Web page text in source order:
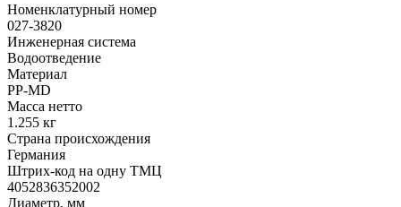
Номенклатурный номер
027-3820
Инженерная система
Водоотведение
Материал
PP-MD
Масса нетто
1.255 кг
Страна происхождения
Германия
Штрих-код на одну ТМЦ
4052836352002
Диаметр, мм